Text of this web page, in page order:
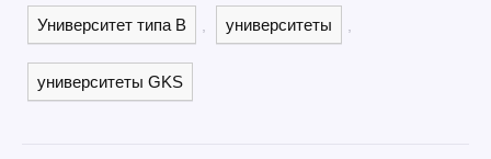
Университет типа B университеты
университеты GKS